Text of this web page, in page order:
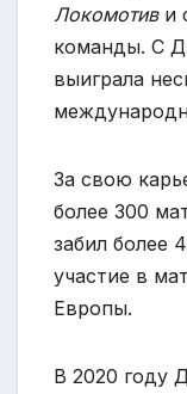
Локомотиви
команды. С
выиграла
За свою
более 300
забил более
участие в
Европы.
В 2020 году